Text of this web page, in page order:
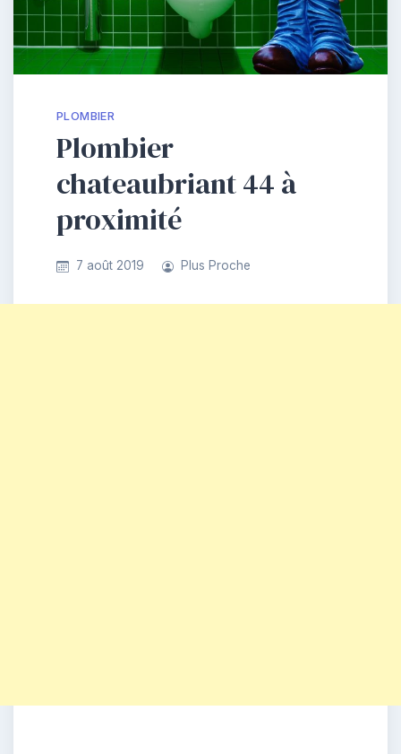
PLOMBIER
Plombier
chateaubriant 44 à
proximité
7 août 2019 Plus Proche